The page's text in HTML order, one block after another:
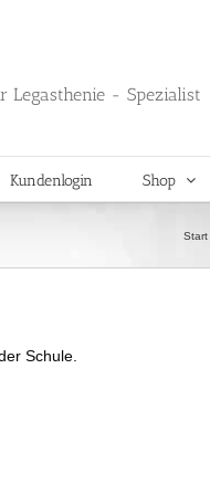
Legasthenie - Spezialist
Kundenlogin Shop
Start
Schule.